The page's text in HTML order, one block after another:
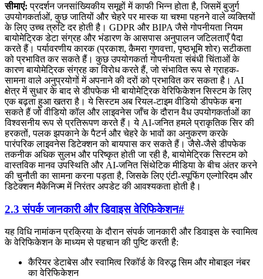
सीमाएं: प्रदर्शन जनसांख्यिकीय समूहों में काफी भिन्न होता है, जिसमें बुजुर्ग
उपयोगकर्ताओं, कुछ जातियों और चेहरे पर मास्क या चश्मा पहनने वाले व्यक्तियों
के लिए उच्च त्रुटि दर होती है। GDPR और BIPA जैसे गोपनीयता नियम
बायोमेट्रिक डेटा संग्रह और भंडारण के आसपास अनुपालन जटिलताएँ पैदा
करते हैं। पर्यावरणीय कारक (प्रकाश, कैमरा गुणवत्ता, पृष्ठभूमि शोर) सटीकता
को प्रभावित कर सकते हैं। कुछ उपयोगकर्ता गोपनीयता संबंधी चिंताओं के
कारण बायोमेट्रिक संग्रह का विरोध करते हैं, जो संभावित रूप से ग्राहक-
सामना वाले अनुप्रयोगों में अपनाने की दरों को प्रभावित कर सकता है। AI
क्षेत्र में सुधार के बाद से डीपफेक भी बायोमेट्रिक वेरिफिकेशन सिस्टम के लिए
एक बढ़ता हुआ खतरा है। ये सिस्टम अब रियल-टाइम वीडियो डीपफेक बना
सकते हैं जो वीडियो कॉल और लाइवनेस जाँच के दौरान वैध उपयोगकर्ताओं का
विश्वसनीय रूप से प्रतिरूपण करते हैं। ये AI-जनित हमले प्राकृतिक सिर की
हरकतों, पलक झपकाने के पैटर्न और चेहरे के भावों का अनुकरण करके
पारंपरिक लाइवनेस डिटेक्शन को बायपास कर सकते हैं। जैसे-जैसे डीपफेक
तकनीक अधिक सुलभ और परिष्कृत होती जा रही है, बायोमेट्रिक सिस्टम को
वास्तविक मानव उपस्थिति और AI-जनित सिंथेटिक मीडिया के बीच अंतर करने
की चुनौती का सामना करना पड़ता है, जिसके लिए एंटी-स्पूफिंग एल्गोरिदम और
डिटेक्शन मैकेनिज्म में निरंतर अपडेट की आवश्यकता होती है।
2.3 संपर्क जानकारी और डिवाइस वेरिफिकेशन#
यह विधि नामांकन प्रक्रिया के दौरान संपर्क जानकारी और डिवाइस के स्वामित्व
के वेरिफिकेशन के माध्यम से पहचान की पुष्टि करती है:
कैरियर डेटाबेस और स्वामित्व रिकॉर्ड के विरुद्ध सिम और मोबाइल नंबर
का वेरिफिकेशन